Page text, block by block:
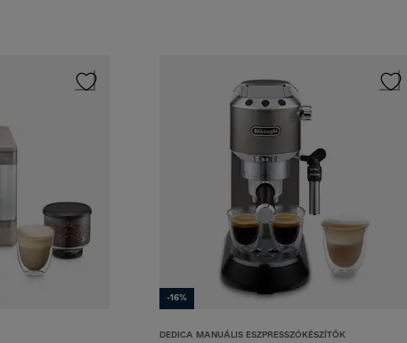
-16%
DEDICA MANUÁLIS ESZPRESSZÓKÉSZÍTŐK